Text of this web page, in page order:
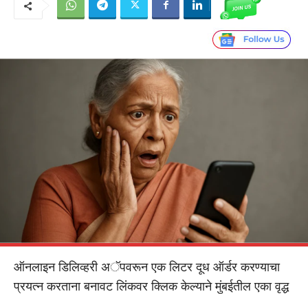
ऑनलाइन डिलिव्हरी अॅपवरून एक लिटर दूध ऑर्डर करण्याचा
प्रयत्न करताना बनावट लिंकवर क्लिक केल्याने मुंबईतील एका वृद्ध